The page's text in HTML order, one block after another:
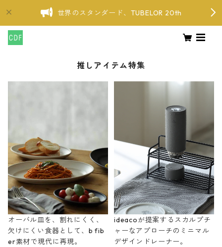
世界のスタンダード、TUBELOR 20th
推しアイテム特集
オーバル皿を、割れにくく、
欠けにくい食器として、b fib
er素材で現代に再現。
ideacoが提案するスカルプチ
ャーなアプローチのミニマル
デザインドレーナー。